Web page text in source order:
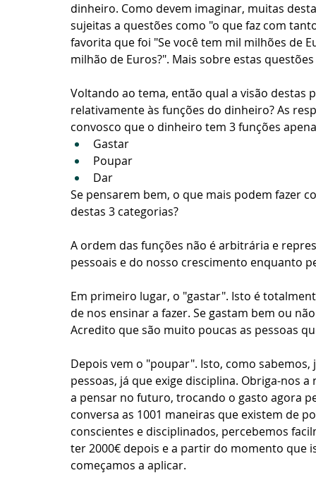
dinheiro. Como devem imaginar, muitas
sujeitas a questões como "o que faz com
favorita que foi "Se você tem mil milhões de
milhão de Euros?". Mais sobre estas
Voltando ao tema, então qual a visão
relativamente às funções do dinheiro? As
convosco que o dinheiro tem 3 funções
Gastar
Poupar
Dar
Se pensarem bem, o que mais podem fazer
destas 3 categorias?
A ordem das funções não é arbitrária e
pessoais e do nosso crescimento enquanto
Em primeiro lugar, o "gastar". Isto é
de nos ensinar a fazer. Se gastam bem ou
Acredito que são muito poucas as pessoas
Depois vem o "poupar". Isto, como
pessoas, já que exige disciplina. Obriga-nos
a pensar no futuro, trocando o gasto agora
conversa as 1001 maneiras que existem de
conscientes e disciplinados, percebemos
ter 2000€ depois e a partir do momento que
começamos a aplicar.